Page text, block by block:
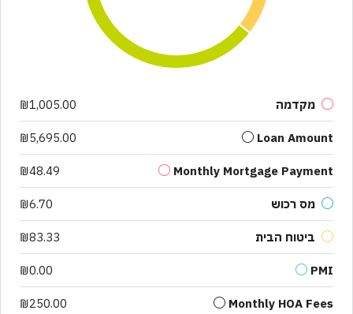
מקדמה ₪1,005.00
Loan Amount
₪5,695.00
Monthly Mortgage Payment
₪48.49
מס רכוש ₪6.70
ביטוח הבית ₪83.33
PMI
₪0.00
Monthly HOA Fees
₪250.00